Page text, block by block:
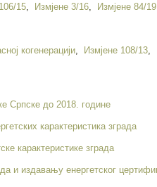
15, Измјене 3/16, Измјене 84/19
когенерацији, Измјене 108/13,
Српске до 2018. године
карактеристика зграда
карактеристике зграда
и издавању енергетског